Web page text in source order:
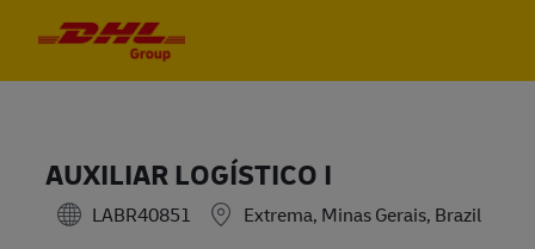
AUXILIAR LOGÍSTICO I
LABR40851
Extrema, Minas Gerais, Brazil